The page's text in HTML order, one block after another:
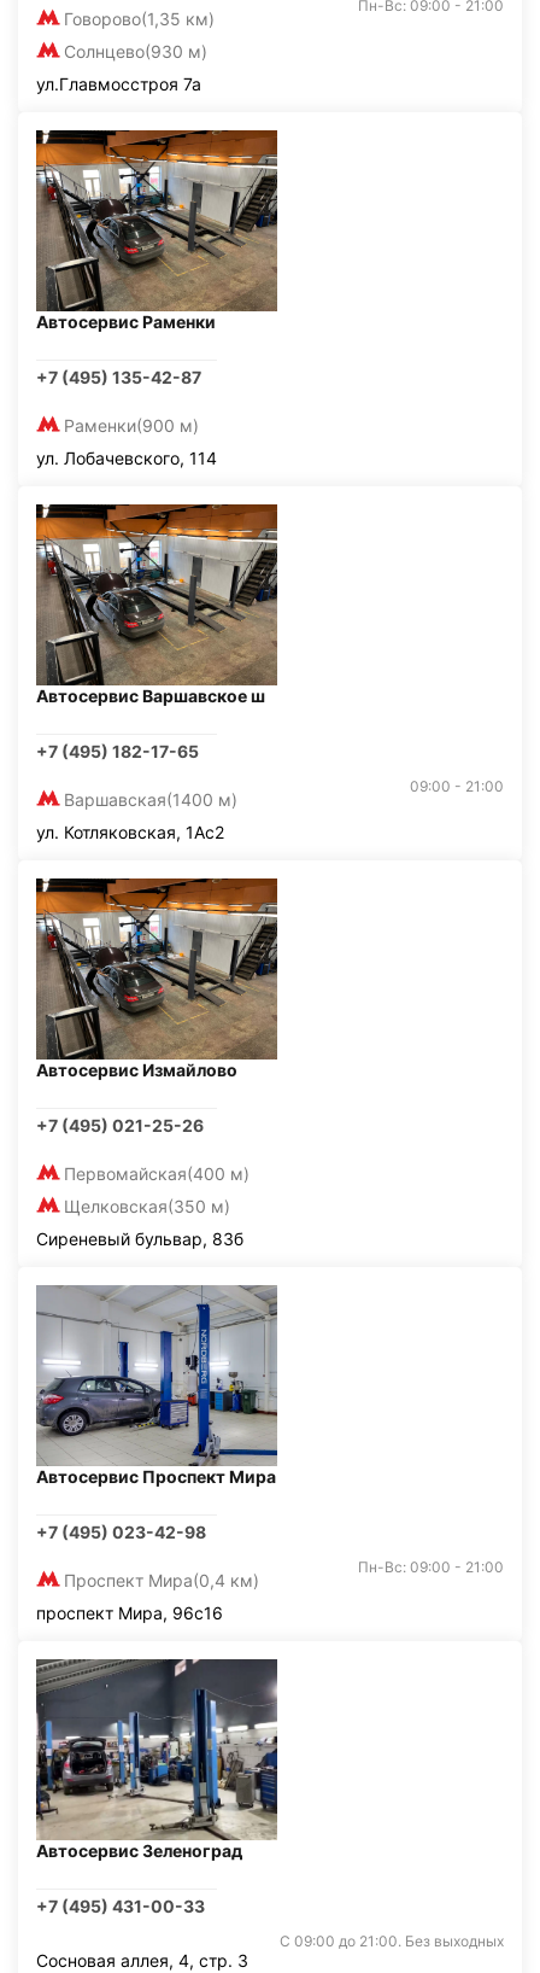
Говорово(1,35 км)
Солнцево(930 м)
Пн-Вс: 09:00 - 21:00
ул.Главмосстроя 7а
Автосервис Раменки
+7 (495) 135-42-87
Раменки(900 м)
ул. Лобачевского, 114
Автосервис Варшавское ш
+7 (495) 182-17-65
Варшавская(1400 м)
09:00 - 21:00
ул. Котляковская, 1Ас2
Автосервис Измайлово
+7 (495) 021-25-26
Первомайская(400 м)
Щелковская(350 м)
Сиреневый бульвар, 83б
Автосервис Проспект Мира
+7 (495) 023-42-98
Проспект Мира(0,4 км)
Пн-Вс: 09:00 - 21:00
проспект Мира, 96с16
Автосервис Зеленоград
+7 (495) 431-00-33
С 09:00 до 21:00. Без выходных
Сосновая аллея, 4, стр. 3